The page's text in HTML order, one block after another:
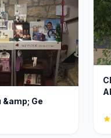
Ge
star